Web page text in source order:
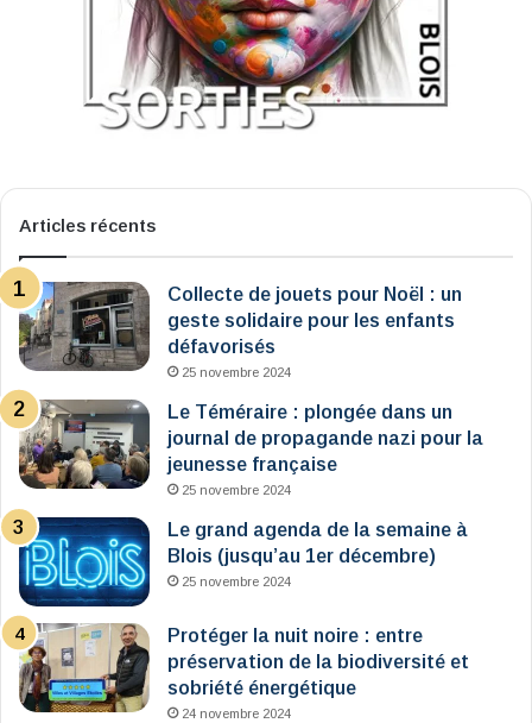
Articles récents
Collecte de jouets pour Noël : un
geste solidaire pour les enfants
défavorisés
25 novembre 2024
Le Téméraire : plongée dans un
journal de propagande nazi pour la
jeunesse française
25 novembre 2024
Le grand agenda de la semaine à
Blois (jusqu’au 1er décembre)
25 novembre 2024
Protéger la nuit noire : entre
préservation de la biodiversité et
sobriété énergétique
24 novembre 2024